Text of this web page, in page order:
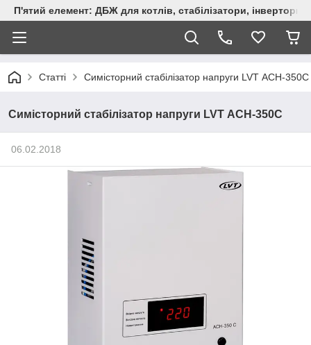
П'ятий елемент: ДБЖ для котлів, стабілізатори, інвертори,
Статті Симісторний стабілізатор напруги LVT АСН-350С
Симісторний стабілізатор напруги LVT АСН-350С
06.02.2018